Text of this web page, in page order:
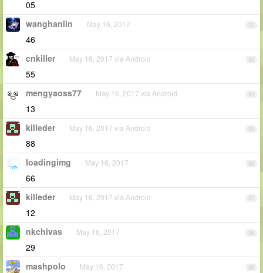
05
32
wanghanlin May 16, 2017
46
33
cnkiller May 16, 2017 via Android
55
34
mengyaoss77 May 16, 2017 via Android
13
35
killeder May 16, 2017 via Android
88
36
loadingimg May 16, 2017
66
37
killeder May 16, 2017 via Android
12
38
nkchivas May 16, 2017
29
39
mashpolo May 16, 2017